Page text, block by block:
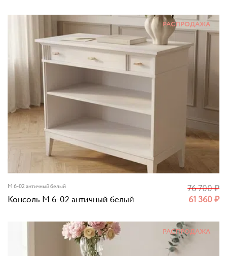
M 6-02 античный белый
Консоль M 6-02 античный белый 61 360₽
76 700₽
РАСПРОДАЖА
РАСПРОДАЖА